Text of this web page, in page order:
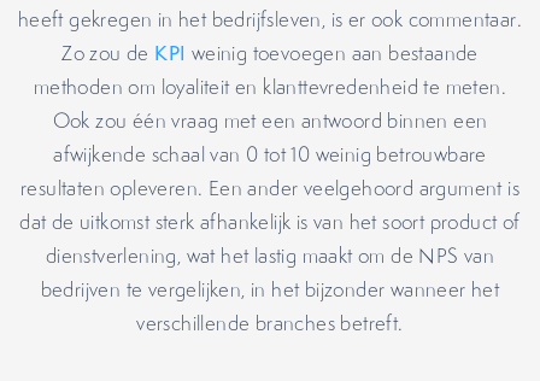
heeft gekregen in het bedrijfsleven, is er ook commentaar.
Zo zou de KPI weinig toevoegen aan bestaande
methoden om loyaliteit en klanttevredenheid te meten.
Ook zou één vraag met een antwoord binnen een
afwijkende schaal van 0 tot 10 weinig betrouwbare
resultaten opleveren. Een ander veelgehoord argument is
dat de uitkomst sterk afhankelijk is van het soort product of
dienstverlening, wat het lastig maakt om de NPS van
bedrijven te vergelijken, in het bijzonder wanneer het
verschillende branches betreft.